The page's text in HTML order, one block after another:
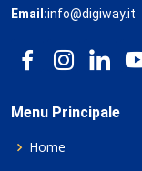
Email:info@digiway.it
Menu Principale
Home